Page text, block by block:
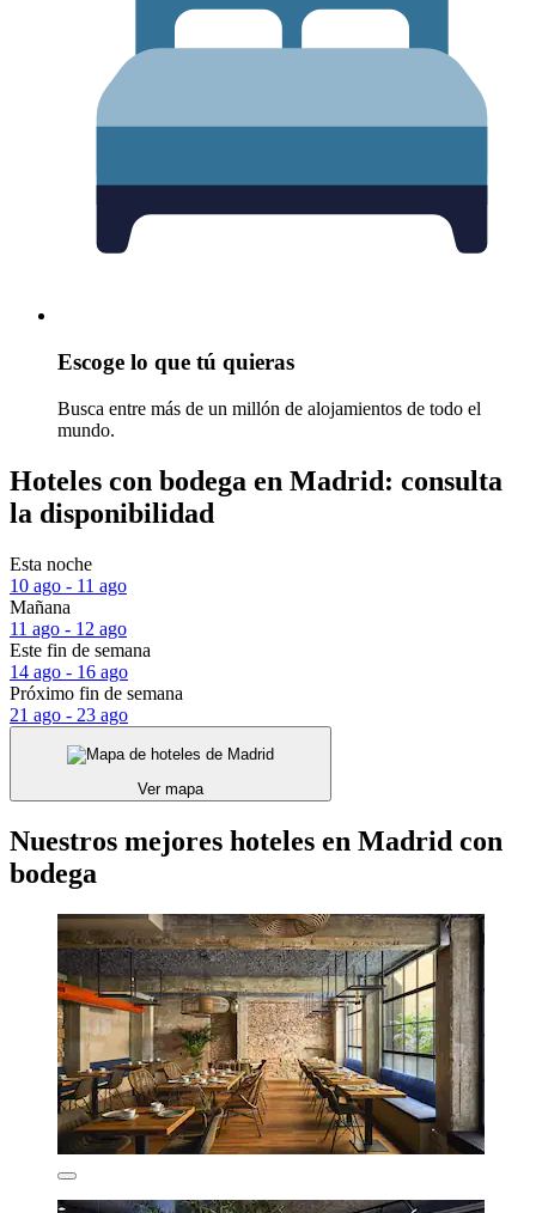
Escoge lo que tú quieras
Busca entre más de un millón de alojamientos de todo el
mundo.
Hoteles con bodega en Madrid: consulta
la disponibilidad
Esta noche
10 ago - 11 ago
Mañana
11 ago - 12 ago
Este fin de semana
14 ago - 16 ago
Próximo fin de semana
21 ago - 23 ago
Ver mapa
Nuestros mejores hoteles en Madrid con
bodega